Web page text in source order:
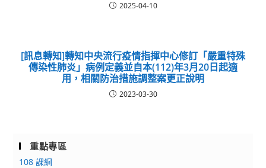
2025-04-10
[訊息轉知]轉知中央流行疫情指揮中心修訂「嚴重特殊
傳染性肺炎」病例定義並自本(112)年3月20日起適
用，相關防治措施調整案更正說明
2023-03-30
重點專區
108 課綱